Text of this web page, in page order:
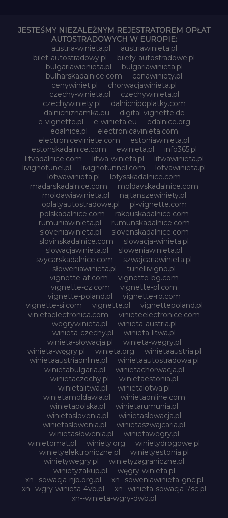
JESTEŚMY NIEZALEŻNYM REJESTRATOREM OPŁAT
AUTOSTRADOWYCH W EUROPIE:
austria-winieta.pl
austriawinieta.pl
bilet-autostradowy.pl
bilety-autostradowe.pl
bulgariawienieta.pl
bulgariawinieta.pl
bulharskadalnice.com
cenawiniety.pl
cenywiniet.pl
chorwacjawinieta.pl
czechy-winieta.pl
czechywinieta.pl
czechywiniety.pl
dalnicnipoplatky.com
dalnicniznamka.eu
digital-vignette.de
e-vignette.pl
e-winieta.eu
edalnice.org
edalnice.pl
electronicavinieta.com
electroniceviniete.com
estoniawinieta.pl
estonskadalnice.com
ewinieta.pl
info365.pl
litvadalnice.com
litwa-winieta.pl
litwawinieta.pl
livignotunel.pl
livignotunnel.com
lotvawinieta.pl
lotwawinieta.pl
lotysskadalnice.com
madarskadalnice.com
moldavskadalnice.com
moldawiawinieta.pl
najtanszewiniety.pl
oplatyautostradowe.pl
pl-vignette.com
polskadalnice.com
rakouskadalnice.com
rumuniawinieta.pl
rumunskadalnice.com
sloveniawinieta.pl
slovenskadalnice.com
slovinskadalnice.com
slowacja-winieta.pl
slowacjawinieta.pl
sloweniawinieta.pl
svycarskadalnice.com
szwajcariawinieta.pl
słoweniawinieta.pl
tunellivigno.pl
vignette-at.com
vignette-bg.com
vignette-cz.com
vignette-pl.com
vignette-poland.pl
vignette-ro.com
vignette-si.com
vignette.pl
vignettepoland.pl
vinietaelectronica.com
vinieteelectronice.com
wegrywinieta.pl
winieta-austria.pl
winieta-czechy.pl
winieta-litwa.pl
winieta-słowacja.pl
winieta-wegry.pl
winieta-węgry.pl
winieta.org
winietaaustria.pl
winietaaustriaonline.pl
winietaautostradowa.pl
winietabulgaria.pl
winietachorwacja.pl
winietaczechy.pl
winietaestonia.pl
winietalitwa.pl
winietalotwa.pl
winietamoldawia.pl
winietaonline.com
winietapolska.pl
winietarumunia.pl
winietaslovenia.pl
winietaslowacja.pl
winietaslowenia.pl
winietaszwajcaria.pl
winietasłowenia.pl
winietawegry.pl
winietomat.pl
winiety.org
winietydrogowe.pl
winietyelektroniczne.pl
winietyestonia.pl
winietywegry.pl
winietyzagraniczne.pl
winietyzakup.pl
węgry-winieta.pl
xn--sowacja-njb.org.pl
xn--soweniawinieta-gnc.pl
xn--wgry-winieta-4vb.pl
xn--winieta-sowacja-7sc.pl
xn--winieta-wgry-dwb.pl